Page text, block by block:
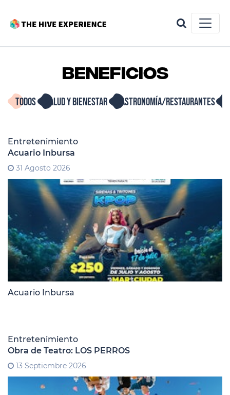
Beneficios
TODOS SALUD Y BIENESTAR GASTRONOMÍA/RESTAURANTES
Entretenimiento
Acuario Inbursa
31 Agosto 2026
Acuario Inbursa
Entretenimiento
Obra de Teatro: LOS PERROS
13 Septiembre 2026